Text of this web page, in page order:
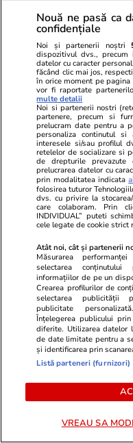
ZiaruldeIasi.ro
Proiectul
Lidl Moara de Foc
vânzare.
asociat în piață cu
de anvergură
ULTIMELE ȘTIRI
Politică
Sorin Grindeanu,
„Nu exclud… Am
pentru români”
Opinii
Incertitudinea și
Nouă ne pasă ca
confidențiale
Noi și partenerii noștri
dispozitivul dvs., precum
datelor cu caracter
făcând clic mai jos,
în orice moment pe
vor fi raportate
multe detalii
Noi si partenerii nostri
partenere, precum si
prelucram date pentru a
personaliza continutul
interesele si/sau profilul
retelelor de socializare si
de drepturile
prelucrarea datelor cu
prin modalitatea indicata
folosirea tuturor
dvs. cu privire la
care colaboram. Prin
INDIVIDUAL” puteti
cele legate de cookie strict
Atât noi, cât și partenerii
Măsurarea
selectarea conținutului
informațiilor de pe un
Crearea profilurilor de
selectarea publicității
publicitate
Înțelegerea publicului
diferite. Utilizarea datelor
de date limitate pentru a
și identificarea prin
Listă parteneri (furnizori)
VREAU SA